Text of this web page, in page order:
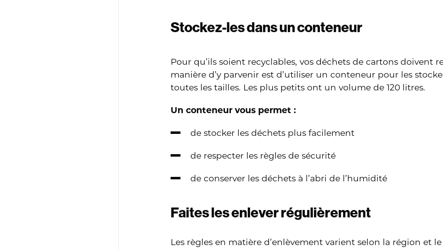
Stockez-les dans un conteneur
Pour qu’ils soient recyclables, vos déchets de cartons doivent
manière d’y parvenir est d’utiliser un conteneur pour les
toutes les tailles. Les plus petits ont un volume de 120 litres.
Un conteneur vous permet :
de stocker les déchets plus facilement
de respecter les règles de sécurité
de conserver les déchets à l’abri de l’humidité
Faites les enlever régulièrement
Les règles en matière d’enlèvement varient selon la région et